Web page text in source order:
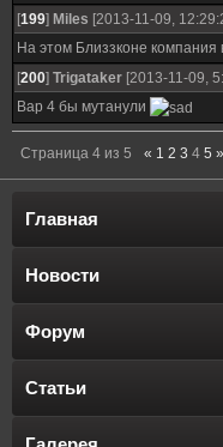
[199] Miles [2013-11-09,
На этом Близзконе
[200] Trigataker [2013-11-09,
Вар 4 бы мутанули
Страница 4 из 5 « 1 2 3 4 5 »
Главная
Новости
Форум
Статьи